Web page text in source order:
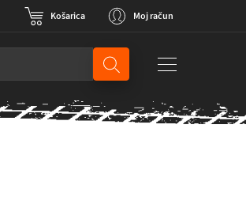
Košarica Moj račun